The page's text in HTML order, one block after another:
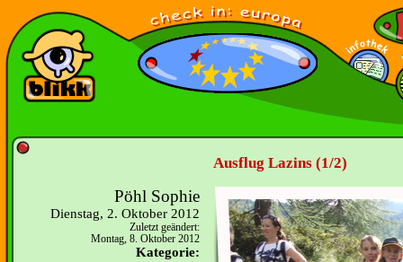
Ausflug Lazins (1/2)
Pöhl Sophie
Dienstag, 2. Oktober 2012
Zuletzt geändert:
Montag, 8. Oktober 2012
Kategorie: